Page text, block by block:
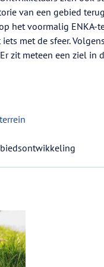
van een gebied
het voormalig ENKA-
met de sfeer.
zit meteen een ziel in